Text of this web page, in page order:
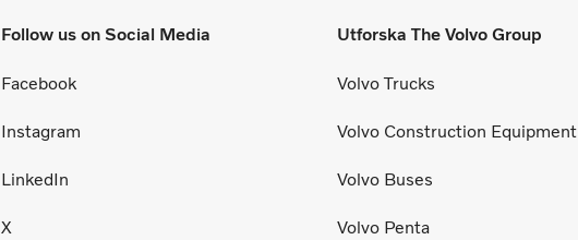
Follow us on Social Media
Facebook
Instagram
LinkedIn
X
Utforska The Volvo Group
Volvo Trucks
Volvo Construction Equipment
Volvo Buses
Volvo Penta